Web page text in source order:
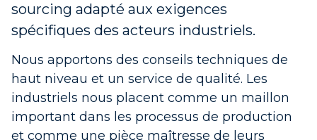
sourcing adapté aux exigences
spécifiques des acteurs industriels.
Nous apportons des conseils techniques de
haut niveau et un service de qualité. Les
industriels nous placent comme un maillon
important dans les processus de production
et comme une pièce maîtresse de leurs